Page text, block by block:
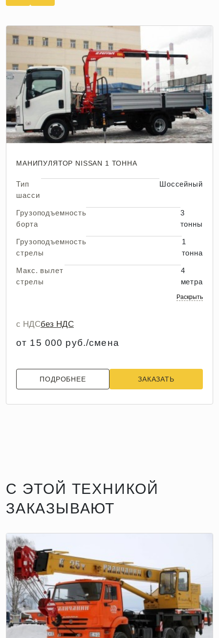
МАНИПУЛЯТОР NISSAN 1 ТОННА
Тип
шасси
Шоссейный
Грузоподъемность
борта
3
тонны
Грузоподъемность
стрелы
1
тонна
Макс. вылет
стрелы
4
метра
Раскрыть
с НДСбез НДС
от 15 000 руб./смена
ПОДРОБНЕЕ ЗАКАЗАТЬ
С ЭТОЙ ТЕХНИКОЙ
ЗАКАЗЫВАЮТ